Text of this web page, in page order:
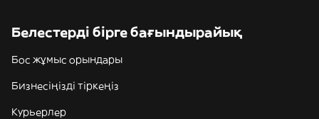
Белестерді бірге бағындырайық
Бос жұмыс орындары
Бизнесіңізді тіркеңіз
Курьерлер